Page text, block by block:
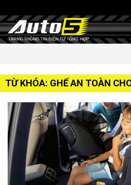
TỪ KHÓA: GHẾ AN TOÀN